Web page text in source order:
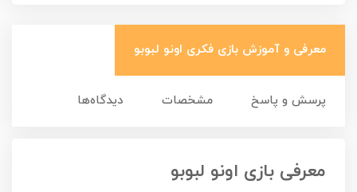
معرفی و آموزش بازی فکری اونو لبوبو
پرسش و پاسخ مشخصات دیدگاه‌ها
معرفی بازی اونو لبوبو